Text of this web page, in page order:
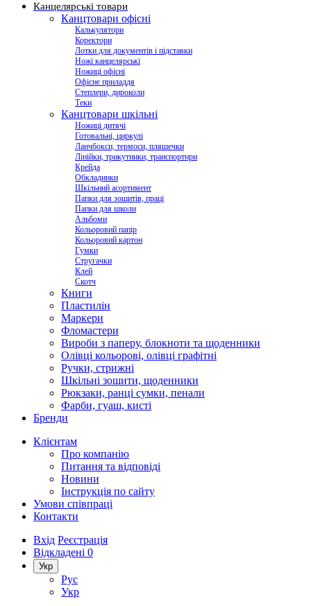
Канцелярські товари
Канцтовари офісні
Калькулятори
Коректори
Лотки для документів і підставки
Ножі канцелярські
Ножиці офісні
Офісне приладдя
Степлери, дироколи
Теки
Канцтовари шкільні
Ножиці дитячі
Готовальні, циркулі
Ланчбокси, термоси, пляшечки
Лінійки, трикутники, транспортири
Крейда
Обкладинки
Шкільний асортимент
Папки для зошитів, праці
Папки для школи
Альбоми
Кольоровий папір
Кольоровий картон
Гумки
Стругачки
Клей
Скотч
Книги
Пластилін
Маркери
Фломастери
Вироби з паперу, блокноти та щоденники
Олівці кольорові, олівці графітні
Ручки, стрижні
Шкільні зошити, щоденники
Рюкзаки, ранці сумки, пенали
Фарби, гуаш, кисті
Бренди
Клієнтам
Про компанію
Питання та відповіді
Новини
Інструкція по сайту
Умови співпраці
Контакти
Вхід Реєстрація
Відкладені 0
Укр
Рус
Укр